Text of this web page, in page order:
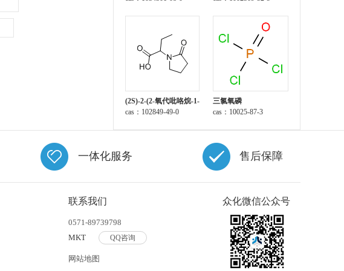
(2S)-2-(2-氧代吡咯烷-1-
基)丁酸
cas：102849-49-0
三氯氧磷
cas：10025-87-3
一体化服务 售后保障
联系我们
0571-89739798
MKT
QQ咨询
网站地图
众化微信公众号